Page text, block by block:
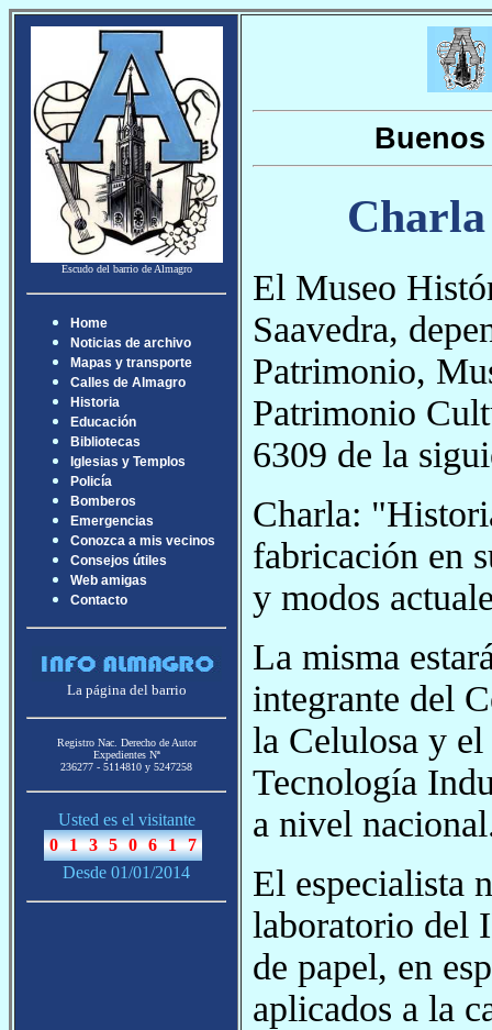
Escudo del barrio de Almagro
Home
Noticias de archivo
Mapas y transporte
Calles de Almagro
Historia
Educación
Bibliotecas
Iglesias y Templos
Policía
Bomberos
Emergencias
Conozca a mis vecinos
Consejos útiles
Web amigas
Contacto
La página del barrio
Registro Nac. Derecho de Autor
Expedientes Nª
236277 - 5114810 y 5247258
Usted es el visitante
Desde 01/01/2014
El Museo
Saavedra,
Patrimonio,
Patrimonio
6309 de la
Charla:
fabricación en
y modos
La misma
integrante del
la Celulosa y
Tecnología
a nivel
El especialista
laboratorio del
de papel, en
aplicados a la